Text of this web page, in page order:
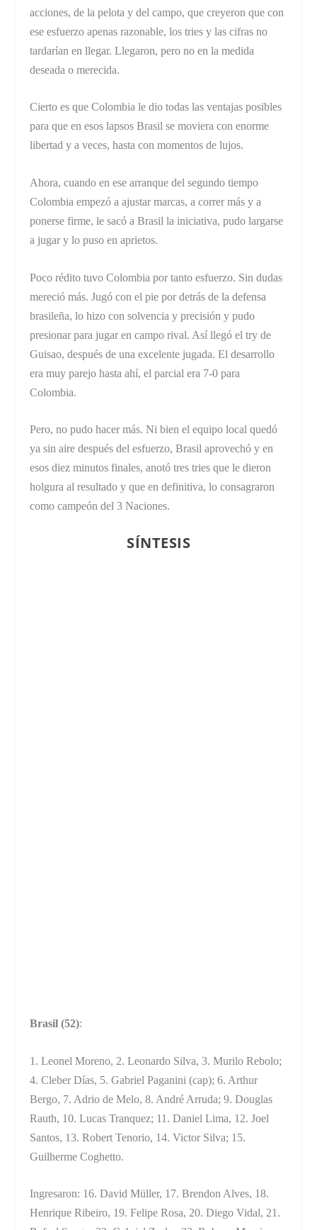
acciones, de la pelota y del campo, que creyeron que con
ese esfuerzo apenas razonable, los tries y las cifras no
tardarían en llegar. Llegaron, pero no en la medida
deseada o merecida.
Cierto es que Colombia le dio todas las ventajas posibles
para que en esos lapsos Brasil se moviera con enorme
libertad y a veces, hasta con momentos de lujos.
Ahora, cuando en ese arranque del segundo tiempo
Colombia empezó a ajustar marcas, a correr más y a
ponerse firme, le sacó a Brasil la iniciativa, pudo largarse
a jugar y lo puso en aprietos.
Poco rédito tuvo Colombia por tanto esfuerzo. Sin dudas
mereció más. Jugó con el pie por detrás de la defensa
brasileña, lo hizo con solvencia y precisión y pudo
presionar para jugar en campo rival. Así llegó el try de
Guisao, después de una excelente jugada. El desarrollo
era muy parejo hasta ahí, el parcial era 7-0 para
Colombia.
Pero, no pudo hacer más. Ni bien el equipo local quedó
ya sin aire después del esfuerzo, Brasil aprovechó y en
esos diez minutos finales, anotó tres tries que le dieron
holgura al resultado y que en definitiva, lo consagraron
como campeón del 3 Naciones.
SÍNTESIS
Brasil (52):
1. Leonel Moreno, 2. Leonardo Silva, 3. Murilo Rebolo;
4. Cleber Días, 5. Gabriel Paganini (cap); 6. Arthur
Bergo, 7. Adrio de Melo, 8. André Arruda; 9. Douglas
Rauth, 10. Lucas Tranquez; 11. Daniel Lima, 12. Joel
Santos, 13. Robert Tenorio, 14. Victor Silva; 15.
Guilherme Coghetto.
Ingresaron: 16. David Müller, 17. Brendon Alves, 18.
Henrique Ribeiro, 19. Felipe Rosa, 20. Diego Vidal, 21.